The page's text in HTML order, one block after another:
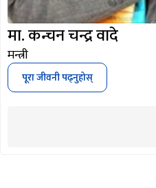
मा. कन्चन चन्द्र वादे
मन्त्री
पूरा जीवनी पढ्नुहोस्